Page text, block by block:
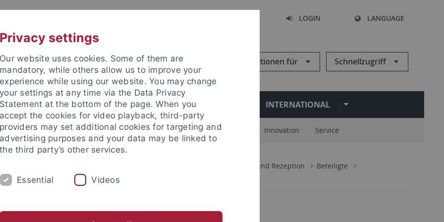
LOGIN LANGUAGE
Informationen für Schnellzugriff
FORSCHUNG EINRICHTUNGEN INTERNATIONAL
Zentren und Institute Nachwuchsförderung Kooperationspartner Innovation Service
GRK 1808 Ambiguität – Produktion und Rezeption
Beteiligte
Privacy settings
Our website uses cookies. Some of them are
mandatory, while others allow us to improve your
experience while using our website. You may change
your settings at any time via the Data Privacy
Statement at the bottom of the page. When you
accept the cookies for video playback, third-party
providers may set additional cookies for targeting and
advertising purposes and your data may be linked to
the third party’s other services.
Essential Videos